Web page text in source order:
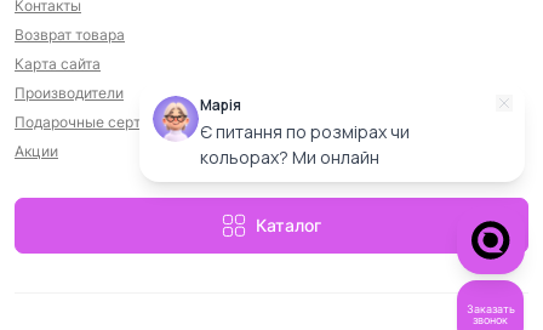
Контакты
Возврат товара
Карта сайта
Производители
Подарочные сертификаты
Акции
Каталог
Заказать
звонок
Марія
Є питання по розмірах чи
кольорах? Ми онлайн